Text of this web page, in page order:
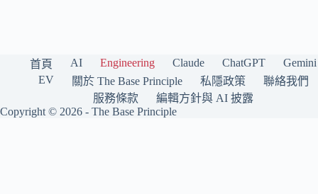
首頁 AI Engineering Claude ChatGPT
Gemini
EV
關於 The Base Principle 私隱政策
聯絡我們
服務條款
編輯方針與 AI 披露
Copyright © 2026 - The Base Principle